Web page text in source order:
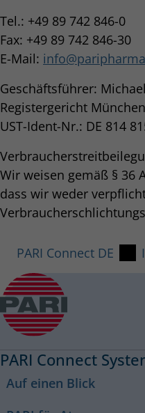
Tel.: +49 89 742 846-0
Fax: +49 89 742 846-30
E-Mail: info
Geschäftsführer:
Registergericht
UST-Ident-Nr.: DE 814
Wir weisen gemäß § 36
dass wir weder
PARI Connect DE
PARI Connect
Auf einen Blick